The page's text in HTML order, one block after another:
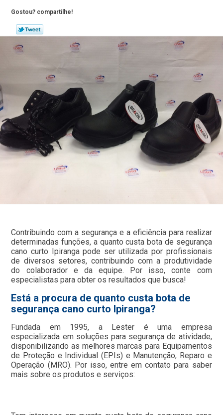
Gostou? compartilhe!
Contribuindo com a segurança e a eficiência para realizar
determinadas funções, a quanto custa bota de segurança
cano curto Ipiranga pode ser utilizada por profissionais
de diversos setores, contribuindo com a produtividade
do colaborador e da equipe. Por isso, conte com
especialistas para obter os resultados que busca!
Está a procura de quanto custa bota de
segurança cano curto Ipiranga?
Fundada em 1995, a Lester é uma empresa
especializada em soluções para segurança de atividade,
disponibilizando as melhores marcas para Equipamentos
de Proteção e Individual (EPIs) e Manutenção, Reparo e
Operação (MRO). Por isso, entre em contato para saber
mais sobre os produtos e serviços: